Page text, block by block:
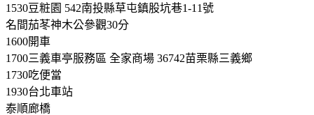
1530豆粧園 542南投縣草屯鎮股坑巷1-11號
名間茄苳神木公參觀30分
1600開車
1700三義車亭服務區 全家商場 36742苗栗縣三義鄉
1730吃便當
1930台北車站
泰順廊橋